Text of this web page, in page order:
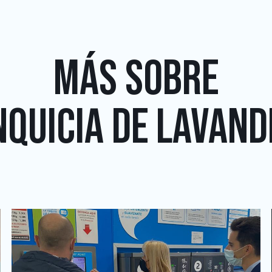
MÁS SOBRE
DE